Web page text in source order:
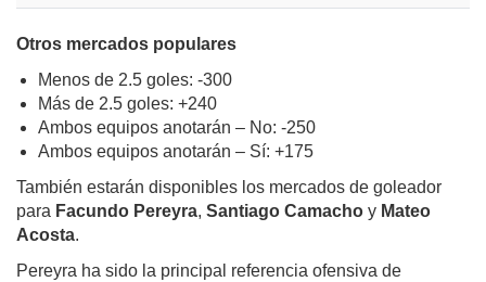
Otros mercados populares
Menos de 2.5 goles: -300
Más de 2.5 goles: +240
Ambos equipos anotarán – No: -250
Ambos equipos anotarán – Sí: +175
También estarán disponibles los mercados de goleador
para Facundo Pereyra, Santiago Camacho y Mateo
Acosta.
Pereyra ha sido la principal referencia ofensiva de